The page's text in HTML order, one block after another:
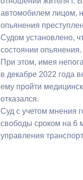
Владикавказ
Распоряжения,
ОРВ и экспертиза
местного
Открытые данные
автомобилем лицом,
опьянения
Судом установлено,
состоянии опьянения.
При этом, имея
в декабре 2022 года
ему пройти
отказался.
Суд с учетом мнения
свободы сроком на 6
управления